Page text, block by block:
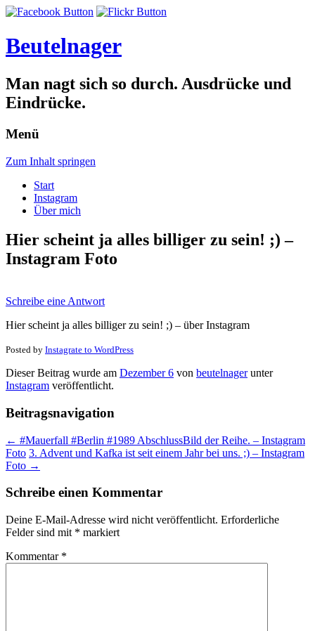
Beutelnager
Man nagt sich so durch. Ausdrücke und
Eindrücke.
Menü
Zum Inhalt springen
Start
Instagram
Über mich
Hier scheint ja alles billiger zu sein! ;) –
Instagram Foto
Schreibe eine Antwort
Hier scheint ja alles billiger zu sein! ;) – über Instagram
Posted by Instagrate to WordPress
Dieser Beitrag wurde am Dezember 6 von beutelnagerunter
Instagram veröffentlicht.
Beitragsnavigation
← #Mauerfall #Berlin #1989 AbschlussBild der Reihe. – Instagram
Foto 3. Advent und Kafka ist seit einem Jahr bei uns. ;) – Instagram
Foto →
Schreibe einen Kommentar
Deine E-Mail-Adresse wird nicht veröffentlicht. Erforderliche
Felder sind mit * markiert
Kommentar *